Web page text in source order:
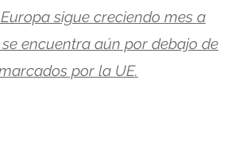
sigue creciendo mes a
encuentra aún por debajo de
por la UE.